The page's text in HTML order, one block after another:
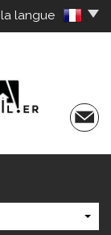
langue